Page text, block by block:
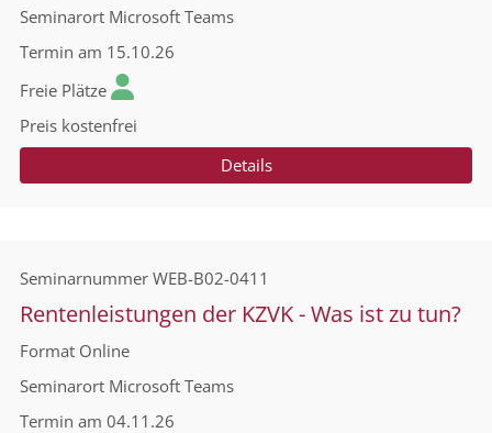
Seminarort Microsoft Teams
Termin am 15.10.26
Freie Plätze
Preis kostenfrei
Details
Seminarnummer WEB-B02-0411
Rentenleistungen der KZVK - Was ist zu tun?
Format Online
Seminarort Microsoft Teams
Termin am 04.11.26